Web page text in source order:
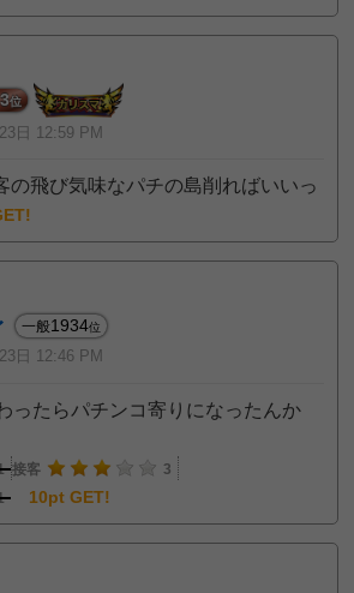
3位
日 12:59 PM
の飛び気味なパチの島削ればいいっ
一般1934位
日 12:46 PM
ったらパチンコ寄りになったんか
接客
3
10pt GET!